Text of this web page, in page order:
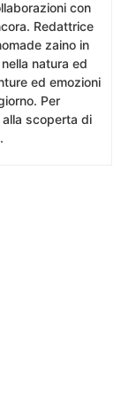
con
Redattrice
zaino in
natura ed
ed emozioni
Per
scoperta di